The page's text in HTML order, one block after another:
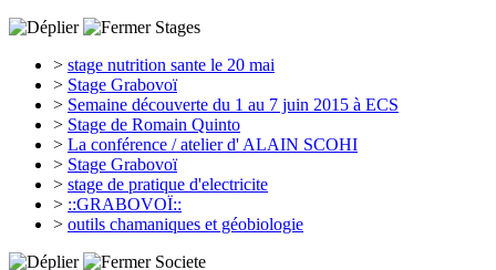
Stages
> stage nutrition sante le 20 mai
> Stage Grabovoï
> Semaine découverte du 1 au 7 juin 2015 à ECS
> Stage de Romain Quinto
> La conférence / atelier d' ALAIN SCOHI
> Stage Grabovoï
> stage de pratique d'electricite
> ::GRABOVOÏ::
> outils chamaniques et géobiologie
Societe